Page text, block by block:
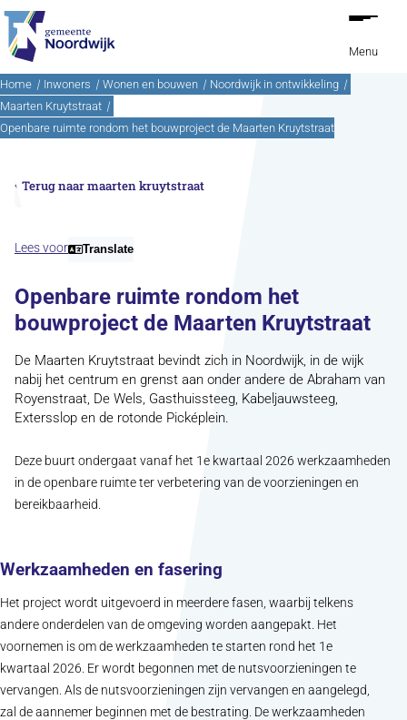
Ga naar de inhoud
Menu
Home Inwoners Wonen en bouwen
Noordwijk in ontwikkeling
Maarten Kruytstraat
Openbare ruimte rondom het bouwproject de Maarten Kruytstraat
Terug naar maarten kruytstraat
Lees voor Translate
Openbare ruimte rondom het
bouwproject de Maarten Kruytstraat
De Maarten Kruytstraat bevindt zich in Noordwijk, in de wijk
nabij het centrum en grenst aan onder andere de Abraham van
Royenstraat, De Wels, Gasthuissteeg, Kabeljauwsteeg,
Extersslop en de rotonde Picképlein.
Deze buurt ondergaat vanaf het 1e kwartaal 2026 werkzaamheden
in de openbare ruimte ter verbetering van de voorzieningen en
bereikbaarheid.
Werkzaamheden en fasering
Het project wordt uitgevoerd in meerdere fasen, waarbij telkens
andere onderdelen van de omgeving worden aangepakt. Het
voornemen is om de werkzaamheden te starten rond het 1e
kwartaal 2026. Er wordt begonnen met de nutsvoorzieningen te
vervangen. Als de nutsvoorzieningen zijn vervangen en aangelegd,
zal de aannemer beginnen met de bestrating. De werkzaamheden